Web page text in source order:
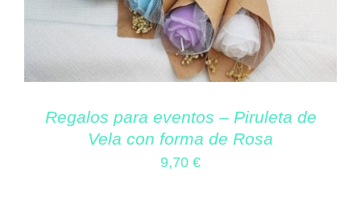
Regalos para eventos – Piruleta de
Vela con forma de Rosa
9,70 €